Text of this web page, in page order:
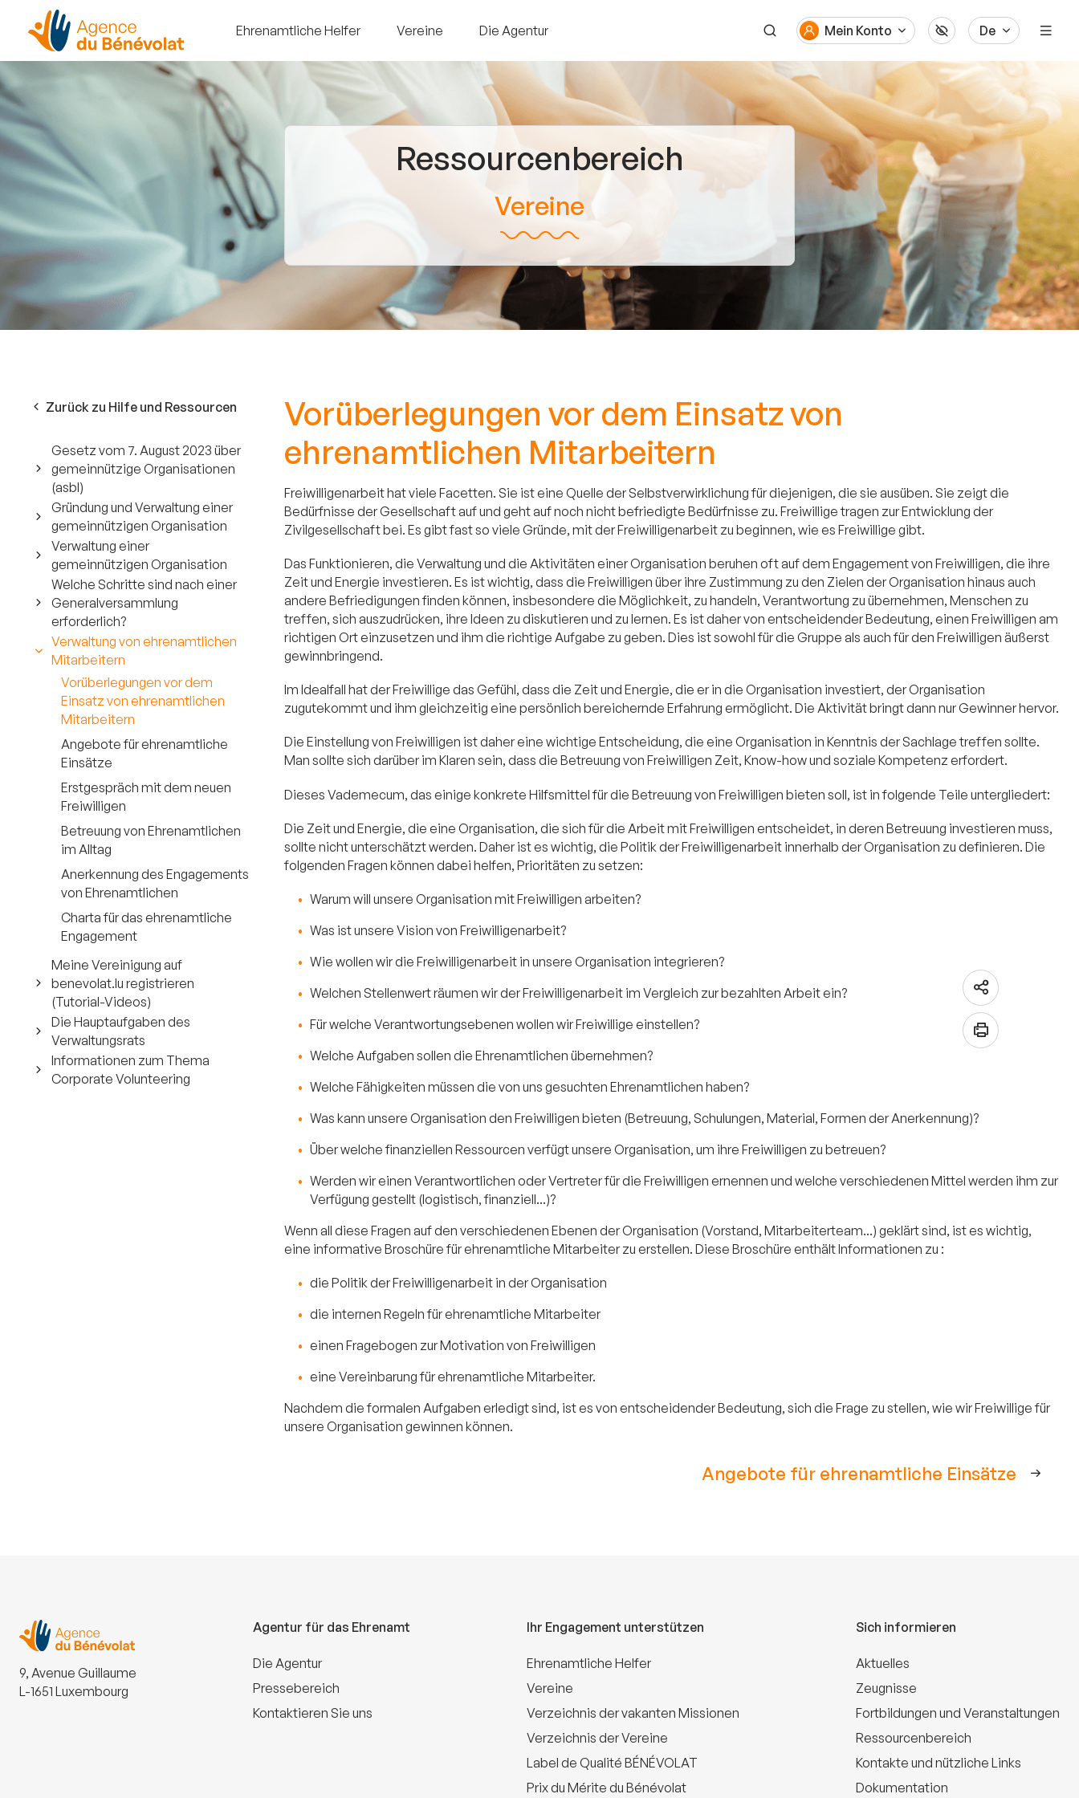
Ehrenamtliche Helfer Vereine Die Agentur Mein Konto De
Ressourcenbereich
Vereine
Zurück zu Hilfe und Ressourcen
Gesetz vom 7. August 2023 über
gemeinnützige Organisationen
(asbl)
Gründung und Verwaltung einer
gemeinnützigen Organisation
Verwaltung einer
gemeinnützigen Organisation
Welche Schritte sind nach einer
Generalversammlung
erforderlich?
Verwaltung von ehrenamtlichen
Mitarbeitern
Vorüberlegungen vor dem
Einsatz von ehrenamtlichen
Mitarbeitern
Angebote für ehrenamtliche
Einsätze
Erstgespräch mit dem neuen
Freiwilligen
Betreuung von Ehrenamtlichen
im Alltag
Anerkennung des Engagements
von Ehrenamtlichen
Charta für das ehrenamtliche
Engagement
Meine Vereinigung auf
benevolat.lu registrieren
(Tutorial-Videos)
Die Hauptaufgaben des
Verwaltungsrats
Informationen zum Thema
Corporate Volunteering
Vorüberlegungen vor dem Einsatz von
ehrenamtlichen Mitarbeitern
Freiwilligenarbeit hat viele Facetten. Sie ist eine Quelle der Selbstverwirklichung für diejenigen, die sie ausüben. Sie zeigt die
Bedürfnisse der Gesellschaft auf und geht auf noch nicht befriedigte Bedürfnisse zu. Freiwillige tragen zur Entwicklung der
Zivilgesellschaft bei. Es gibt fast so viele Gründe, mit der Freiwilligenarbeit zu beginnen, wie es Freiwillige gibt.
Das Funktionieren, die Verwaltung und die Aktivitäten einer Organisation beruhen oft auf dem Engagement von Freiwilligen, die ihre
Zeit und Energie investieren. Es ist wichtig, dass die Freiwilligen über ihre Zustimmung zu den Zielen der Organisation hinaus auch
andere Befriedigungen finden können, insbesondere die Möglichkeit, zu handeln, Verantwortung zu übernehmen, Menschen zu
treffen, sich auszudrücken, ihre Ideen zu diskutieren und zu lernen. Es ist daher von entscheidender Bedeutung, einen Freiwilligen am
richtigen Ort einzusetzen und ihm die richtige Aufgabe zu geben. Dies ist sowohl für die Gruppe als auch für den Freiwilligen äußerst
gewinnbringend.
Im Idealfall hat der Freiwillige das Gefühl, dass die Zeit und Energie, die er in die Organisation investiert, der Organisation
zugutekommt und ihm gleichzeitig eine persönlich bereichernde Erfahrung ermöglicht. Die Aktivität bringt dann nur Gewinner hervor.
Die Einstellung von Freiwilligen ist daher eine wichtige Entscheidung, die eine Organisation in Kenntnis der Sachlage treffen sollte.
Man sollte sich darüber im Klaren sein, dass die Betreuung von Freiwilligen Zeit, Know-how und soziale Kompetenz erfordert.
Dieses Vademecum, das einige konkrete Hilfsmittel für die Betreuung von Freiwilligen bieten soll, ist in folgende Teile untergliedert:
Die Zeit und Energie, die eine Organisation, die sich für die Arbeit mit Freiwilligen entscheidet, in deren Betreuung investieren muss,
sollte nicht unterschätzt werden. Daher ist es wichtig, die Politik der Freiwilligenarbeit innerhalb der Organisation zu definieren. Die
folgenden Fragen können dabei helfen, Prioritäten zu setzen:
Warum will unsere Organisation mit Freiwilligen arbeiten?
Was ist unsere Vision von Freiwilligenarbeit?
Wie wollen wir die Freiwilligenarbeit in unsere Organisation integrieren?
Welchen Stellenwert räumen wir der Freiwilligenarbeit im Vergleich zur bezahlten Arbeit ein?
Für welche Verantwortungsebenen wollen wir Freiwillige einstellen?
Welche Aufgaben sollen die Ehrenamtlichen übernehmen?
Welche Fähigkeiten müssen die von uns gesuchten Ehrenamtlichen haben?
Was kann unsere Organisation den Freiwilligen bieten (Betreuung, Schulungen, Material, Formen der Anerkennung)?
Über welche finanziellen Ressourcen verfügt unsere Organisation, um ihre Freiwilligen zu betreuen?
Werden wir einen Verantwortlichen oder Vertreter für die Freiwilligen ernennen und welche verschiedenen Mittel werden ihm zur
Verfügung gestellt (logistisch, finanziell...)?
Wenn all diese Fragen auf den verschiedenen Ebenen der Organisation (Vorstand, Mitarbeiterteam...) geklärt sind, ist es wichtig,
eine informative Broschüre für ehrenamtliche Mitarbeiter zu erstellen. Diese Broschüre enthält Informationen zu :
die Politik der Freiwilligenarbeit in der Organisation
die internen Regeln für ehrenamtliche Mitarbeiter
einen Fragebogen zur Motivation von Freiwilligen
eine Vereinbarung für ehrenamtliche Mitarbeiter.
Nachdem die formalen Aufgaben erledigt sind, ist es von entscheidender Bedeutung, sich die Frage zu stellen, wie wir Freiwillige für
unsere Organisation gewinnen können.
Angebote für ehrenamtliche Einsätze
9, Avenue Guillaume
L-1651 Luxembourg
Agentur für das Ehrenamt
Die Agentur
Pressebereich
Kontaktieren Sie uns
Ihr Engagement unterstützen
Ehrenamtliche Helfer
Vereine
Verzeichnis der vakanten Missionen
Verzeichnis der Vereine
Label de Qualité BÉNÉVOLAT
Prix du Mérite du Bénévolat
Sich informieren
Aktuelles
Zeugnisse
Fortbildungen und Veranstaltungen
Ressourcenbereich
Kontakte und nützliche Links
Dokumentation